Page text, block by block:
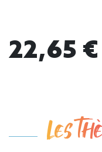
22,65 €
Les